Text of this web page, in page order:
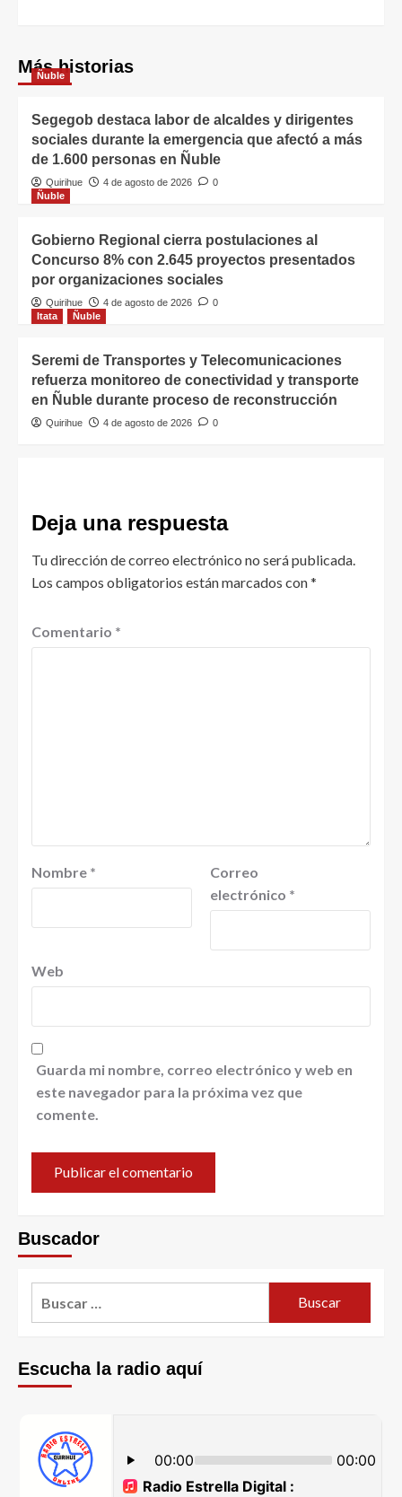
Más historias
Ñuble
Segegob destaca labor de alcaldes y dirigentes
sociales durante la emergencia que afectó a más
de 1.600 personas en Ñuble
Quirihue 4 de agosto de 2026
0
Ñuble
Gobierno Regional cierra postulaciones al
Concurso 8% con 2.645 proyectos presentados
por organizaciones sociales
Quirihue 4 de agosto de 2026
0
Itata
Ñuble
Seremi de Transportes y Telecomunicaciones
refuerza monitoreo de conectividad y transporte
en Ñuble durante proceso de reconstrucción
Quirihue 4 de agosto de 2026 0
Deja una respuesta
Tu dirección de correo electrónico no será publicada.
Los campos obligatorios están marcados con*
Comentario *
Nombre *
Correo
electrónico *
Web
Guarda mi nombre, correo electrónico y web en
este navegador para la próxima vez que
comente.
Buscador
Escucha la radio aquí